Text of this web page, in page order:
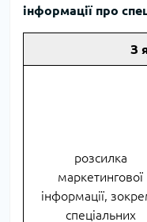
інформації про
З
розсилка
маркетингової
інформації,
спеціальних